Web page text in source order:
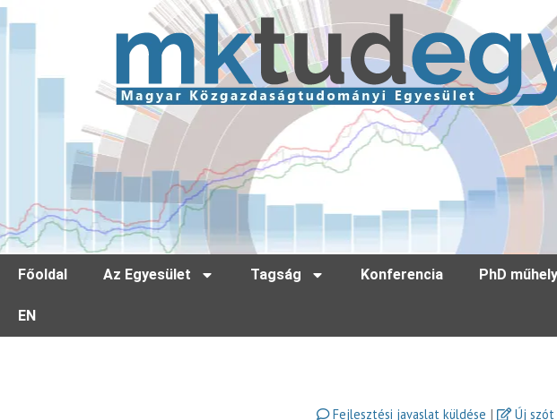
Főoldal Az Egyesület Tagság Konferencia PhD műhely
EN
Fejlesztési javaslat küldése | Új szót